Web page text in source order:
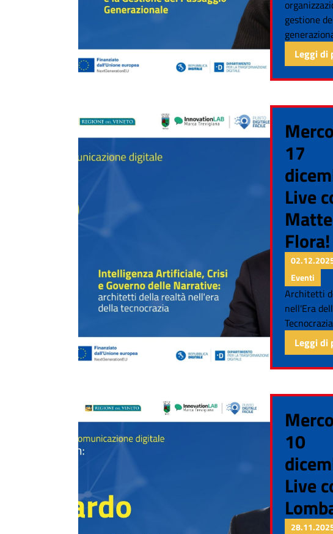
gestione
Leggi di
17
Live
Flora!
Eventi
Architetti
nell'Era
Tecnocrazia
Leggi di
10
Live